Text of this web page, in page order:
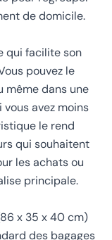
de domicile.
qui facilite son
pouvez le
même dans une
vous avez moins
le rend
qui souhaitent
les achats ou
principale.
x 35 x 40 cm)
des bagages